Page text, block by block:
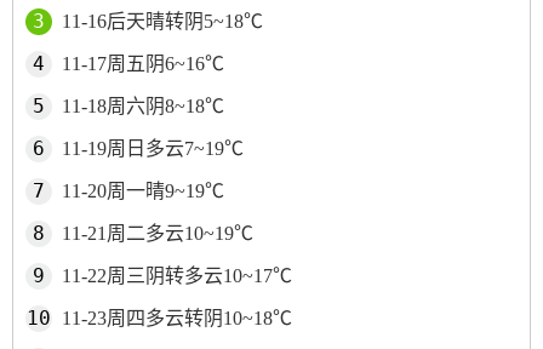
11-16后天晴转阴5~18℃
11-17周五阴6~16℃
11-18周六阴8~18℃
11-19周日多云7~19℃
11-20周一晴9~19℃
11-21周二多云10~19℃
11-22周三阴转多云10~17℃
11-23周四多云转阴10~18℃